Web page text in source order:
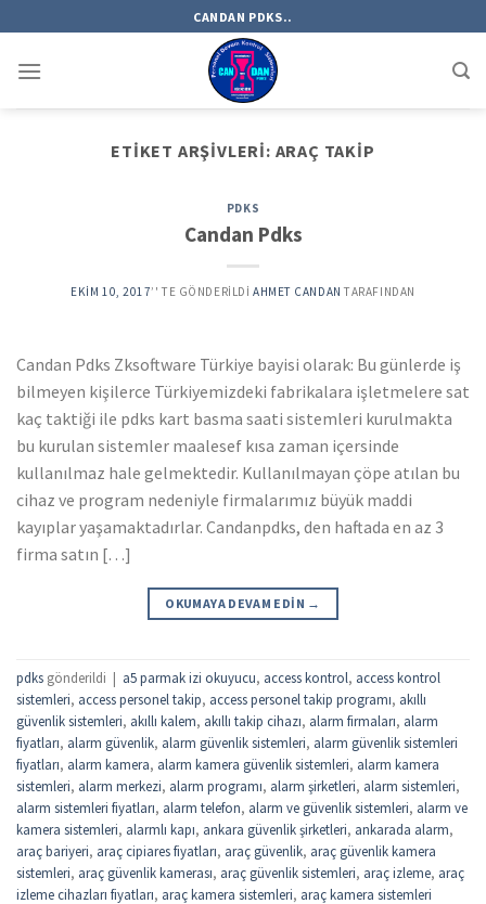
to
content
CANDAN PDKS..
ETIKET ARŞIVLERI: ARAÇ TAKIP
PDKS
Candan Pdks
EKIM 10, 2017’' TE GÖNDERILDI AHMET CANDAN TARAFINDAN
Candan Pdks Zksoftware Türkiye bayisi olarak: Bu günlerde iş
bilmeyen kişilerce Türkiyemizdeki fabrikalara işletmelere sat
kaç taktiği ile pdks kart basma saati sistemleri kurulmakta
bu kurulan sistemler maalesef kısa zaman içersinde
kullanılmaz hale gelmektedir. Kullanılmayan çöpe atılan bu
cihaz ve program nedeniyle firmalarımız büyük maddi
kayıplar yaşamaktadırlar. Candanpdks, den haftada en az 3
firma satın […]
OKUMAYA DEVAM EDIN →
pdks gönderildi | a5 parmak izi okuyucu, access kontrol, access kontrol
sistemleri, access personel takip, access personel takip programı, akıllı
güvenlik sistemleri, akıllı kalem, akıllı takip cihazı, alarm firmaları, alarm
fiyatları, alarm güvenlik, alarm güvenlik sistemleri, alarm güvenlik sistemleri
fiyatları, alarm kamera, alarm kamera güvenlik sistemleri, alarm kamera
sistemleri, alarm merkezi, alarm programı, alarm şirketleri, alarm sistemleri,
alarm sistemleri fiyatları, alarm telefon, alarm ve güvenlik sistemleri, alarm ve
kamera sistemleri, alarmlı kapı, ankara güvenlik şirketleri, ankarada alarm,
araç bariyeri, araç cipiares fiyatları, araç güvenlik, araç güvenlik kamera
sistemleri, araç güvenlik kamerası, araç güvenlik sistemleri, araç izleme, araç
izleme cihazları fiyatları, araç kamera sistemleri, araç kamera sistemleri